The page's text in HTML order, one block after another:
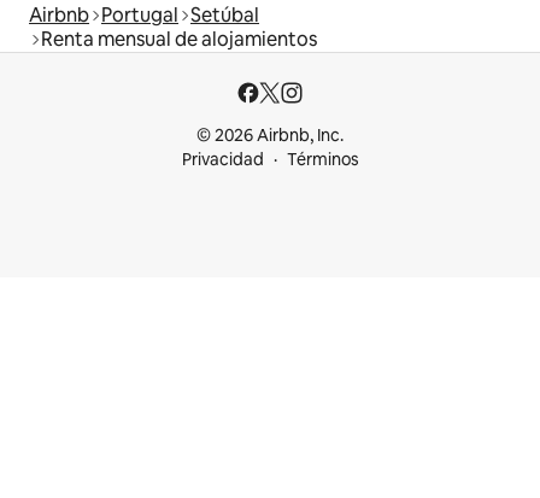
Airbnb Portugal Setúbal
Renta mensual de alojamientos
© 2026 Airbnb, Inc.
Privacidad
Términos